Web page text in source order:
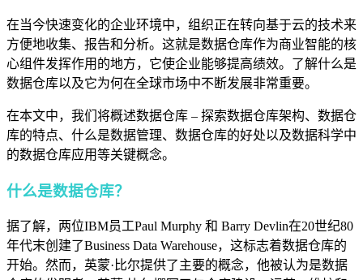
在当今快速变化的企业环境中，组织正在转向基于云的技术来
方便地收集、报告和分析。这就是数据仓库作为商业智能的核
心组件发挥作用的地方，它使企业能够提高绩效。了解什么是
数据仓库以及它为何在全球市场中不断发展非常重要。
在本文中，我们将概述数据仓库 – 探索数据仓库架构、数据仓
库的特点、什么是数据管理、数据仓库的好处以及数据科学中
的数据仓库应用等关键概念。
什么是数据仓库？
据了解，两位IBM员工Paul Murphy 和 Barry Devlin在20世纪80
年代末创建了Business Data Warehouse，这标志着数据仓库的
开始。然而，英蒙·比尔提供了主要的概念，他被认为是数据